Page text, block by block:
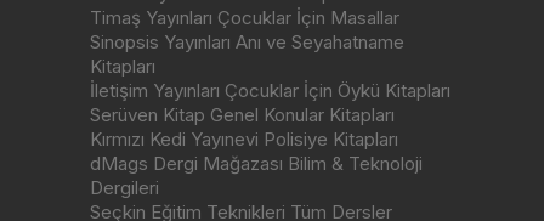
Timaş Yayınları Çocuklar İçin Masallar
Sinopsis Yayınları Anı ve Seyahatname
Kitapları
İletişim Yayınları Çocuklar İçin Öykü Kitapları
Serüven Kitap Genel Konular Kitapları
Kırmızı Kedi Yayınevi Polisiye Kitapları
dMags Dergi Mağazası Bilim & Teknoloji
Dergileri
Seçkin Eğitim Teknikleri Tüm Dersler